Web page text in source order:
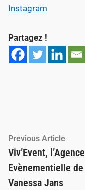
Instagram
Partagez !
Navigation
de
l’article
Previous Article
article:
Viv’Event, l’Agence
Evènementielle de
Vanessa Jans